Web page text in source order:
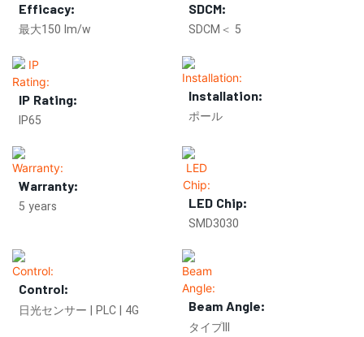
Efficacy:
最大150 lm/w
SDCM:
SDCM＜ 5
IP Rating:
IP65
Installation:
ポール
Warranty:
5 years LED Chip:
SMD3030
Control:
日光センサー | PLC | 4G Beam Angle:
タイプIII